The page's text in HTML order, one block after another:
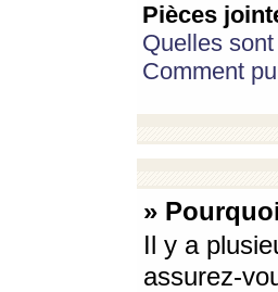
Pièces
Quelles
Comment
»
Il y a
assurez-